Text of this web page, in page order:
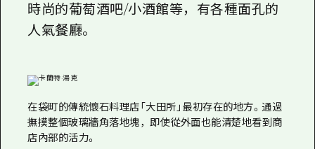
時尚的葡萄酒吧/小酒館等，有各種面孔的
人氣餐廳。
在袋町的傳統懷石料理店「大田所」最初存在的地方。通過
撫摸整個玻璃牆角落地塊，即使從外面也能清楚地看到商
店內部的活力。